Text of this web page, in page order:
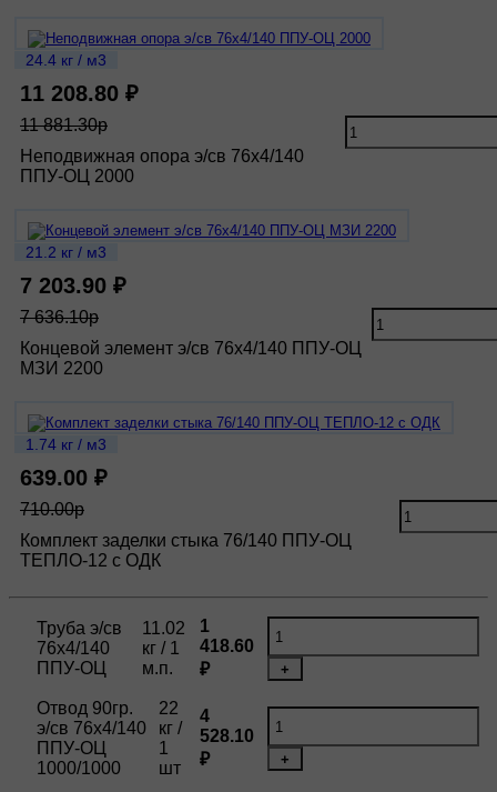
24.4 кг / м3
11 208.80 ₽
11 881.30р
Неподвижная опора э/св 76х4/140
ППУ-ОЦ 2000
21.2 кг / м3
7 203.90 ₽
7 636.10р
Концевой элемент э/св 76х4/140 ППУ-ОЦ
МЗИ 2200
1.74 кг / м3
639.00 ₽
710.00р
Комплект заделки стыка 76/140 ППУ-ОЦ
ТЕПЛО-12 с ОДК
Труба э/св
76х4/140
ППУ-ОЦ
11.02
кг / 1
м.п.
1
418.60
₽
+
Отвод 90гр.
э/св 76х4/140
ППУ-ОЦ
1000/1000
22
кг /
1
шт
4
528.10
₽
+